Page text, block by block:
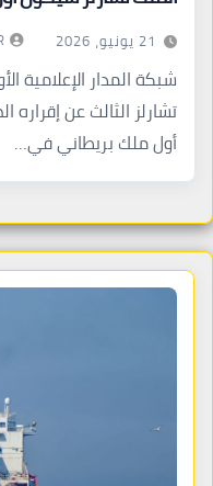
21 يونيو، 2026
شبكة المدار الإعلامية
تشارلز الثالث عن
أول ملك بريطاني في…